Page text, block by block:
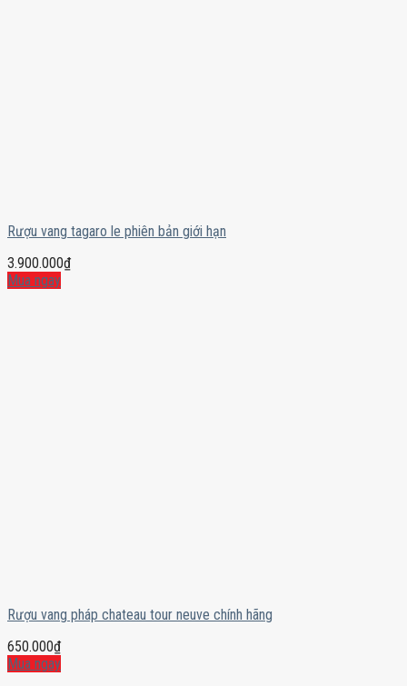
Rượu vang tagaro le phiên bản giới hạn
3.900.000₫
Mua ngay
Rượu vang pháp chateau tour neuve chính hãng
650.000₫
Mua ngay